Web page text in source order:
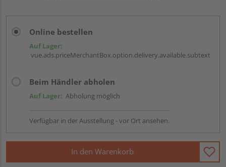
Online bestellen
Auf Lager:
vue.ads.priceMerchantBox.option.delivery.available.subtext
Beim Händler abholen
Auf Lager: Abholung möglich
Verfügbar in der Ausstellung - vor Ort ansehen.
In den Warenkorb